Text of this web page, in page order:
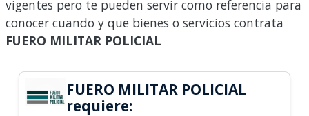
vigentes pero te pueden servir como referencia para
conocer cuando y que bienes o servicios contrata
FUERO MILITAR POLICIAL
FUERO MILITAR POLICIAL
requiere: